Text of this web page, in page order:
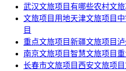
武汉文旅项目有哪些农村文
文旅项目用地天津文旅项目
目
重点文旅项目新疆文旅项目
南京文旅项目智慧文旅项目
长春市文旅项目西安文旅项